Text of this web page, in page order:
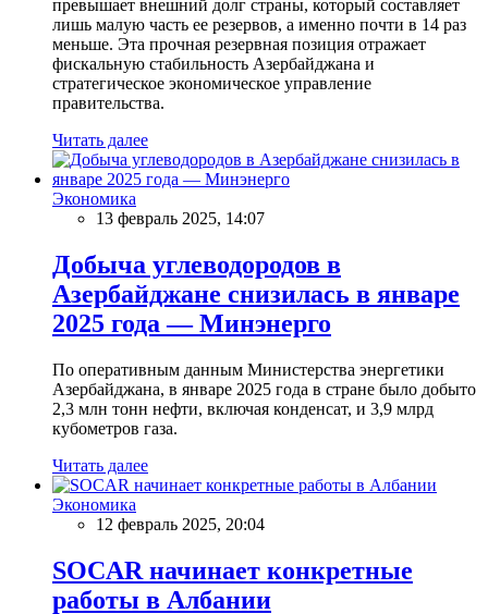
превышает внешний долг страны, который составляет
лишь малую часть ее резервов, а именно почти в 14 раз
меньше. Эта прочная резервная позиция отражает
фискальную стабильность Азербайджана и
стратегическое экономическое управление
правительства.
Читать далее
Экономика
13 февраль 2025, 14:07
Добыча углеводородов в
Азербайджане снизилась в январе
2025 года — Минэнерго
По оперативным данным Министерства энергетики
Азербайджана, в январе 2025 года в стране было добыто
2,3 млн тонн нефти, включая конденсат, и 3,9 млрд
кубометров газа.
Читать далее
Экономика
12 февраль 2025, 20:04
SOCAR начинает конкретные
работы в Албании